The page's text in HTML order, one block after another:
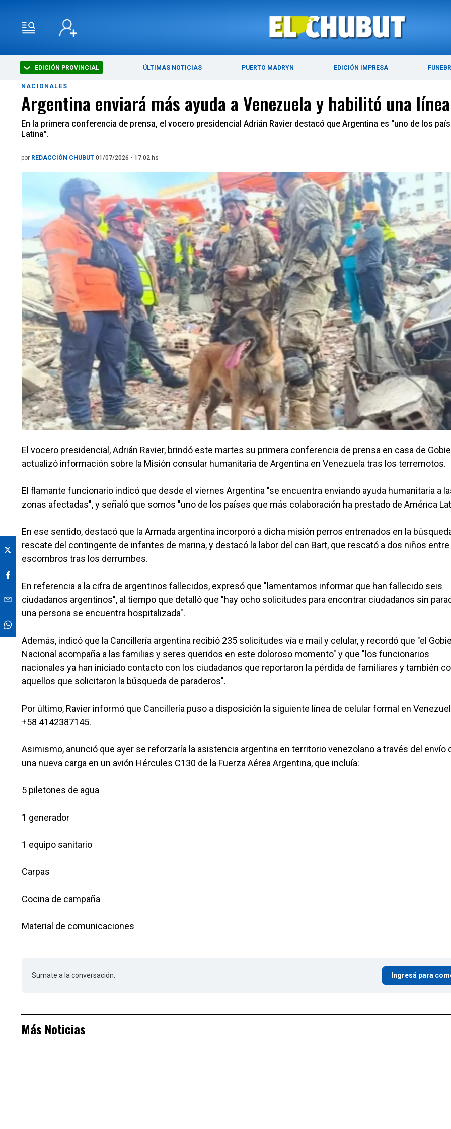
EDICIÓN PROVINCIAL ÚLTIMAS NOTICIAS PUERTO MADRYN EDICIÓN IMPRESA
ÚLTIMAS NOTICIAS PUERTO MADRYN
NACIONALES
Argentina enviará más ayuda a Venezuela y habilitó una
En la primera conferencia de prensa, el vocero presidencial Adrián Ravier destacó que Argentina es “uno de los
Latina”.
por REDACCIÓN CHUBUT 01/07/2026 - 17.02.hs
El vocero presidencial, Adrián Ravier, brindó este martes su primera conferencia de prensa en casa de
actualizó información sobre la Misión consular humanitaria de Argentina en Venezuela tras los terremotos.
El flamante funcionario indicó que desde el viernes Argentina "se encuentra enviando ayuda humanitaria a
zonas afectadas", y señaló que somos "uno de los países que más colaboración ha prestado de América
En ese sentido, destacó que la Armada argentina incorporó a dicha misión perros entrenados en la
rescate del contingente de infantes de marina, y destacó la labor del can Bart, que rescató a dos niños
escombros tras los derrumbes.
En referencia a la cifra de argentinos fallecidos, expresó que "lamentamos informar que han fallecido seis
ciudadanos argentinos", al tiempo que detalló que "hay ocho solicitudes para encontrar ciudadanos sin
una persona se encuentra hospitalizada".
Además, indicó que la Cancillería argentina recibió 235 solicitudes vía e mail y celular, y recordó que "el
Nacional acompaña a las familias y seres queridos en este doloroso momento" y que "los funcionarios
nacionales ya han iniciado contacto con los ciudadanos que reportaron la pérdida de familiares y también
aquellos que solicitaron la búsqueda de paraderos".
Por último, Ravier informó que Cancillería puso a disposición la siguiente línea de celular formal en
+58 4142387145.
Asimismo, anunció que ayer se reforzaría la asistencia argentina en territorio venezolano a través del envío
una nueva carga en un avión Hércules C130 de la Fuerza Aérea Argentina, que incluía:
5 piletones de agua
1 generador
1 equipo sanitario
Carpas
Cocina de campaña
Material de comunicaciones
Sumate a la conversación. Ingresá para
Más Noticias